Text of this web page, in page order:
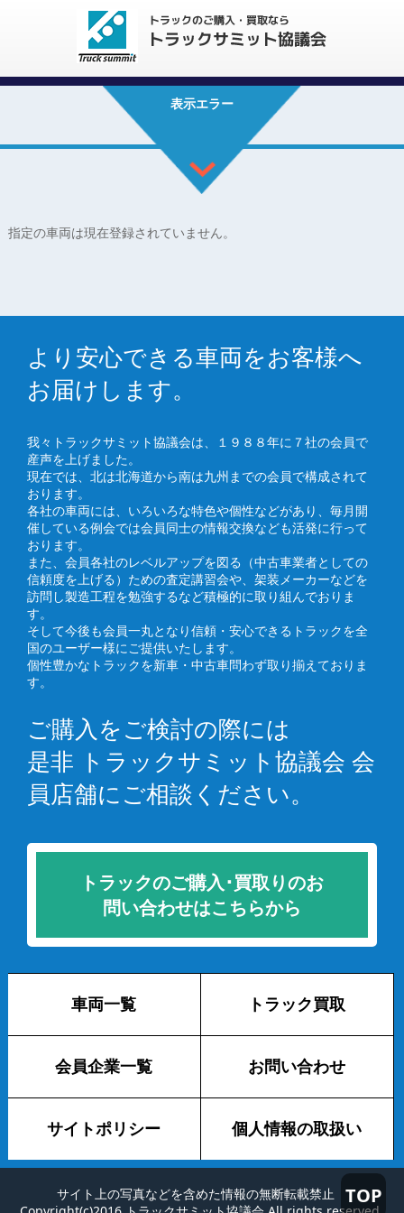
TOP
表示エラー
指定の車両は現在登録されていません。
より安心できる車両をお客様へ
お届けします。
我々トラックサミット協議会は、１９８８年に７社の会員で
産声を上げました。
現在では、北は北海道から南は九州までの会員で構成されて
おります。
各社の車両には、いろいろな特色や個性などがあり、毎月開
催している例会では会員同士の情報交換なども活発に行って
おります。
また、会員各社のレベルアップを図る（中古車業者としての
信頼度を上げる）ための査定講習会や、架装メーカーなどを
訪問し製造工程を勉強するなど積極的に取り組んでおりま
す。
そして今後も会員一丸となり信頼・安心できるトラックを全
国のユーザー様にご提供いたします。
個性豊かなトラックを新車・中古車問わず取り揃えておりま
す。
ご購入をご検討の際には
是非 トラックサミット協議会 会
員店舗にご相談ください。
トラックのご購入･買取りのお
問い合わせはこちらから
車両一覧 トラック買取
会員企業一覧 お問い合わせ
サイトポリシー 個人情報の取扱い
サイト上の写真などを含めた情報の無断転載禁止